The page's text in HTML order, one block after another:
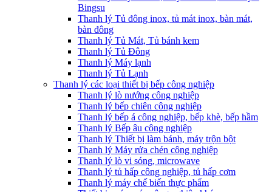
Bingsu
Thanh lý Tủ đông inox, tủ mát inox, bàn mát,
bàn đông
Thanh lý Tủ Mát, Tủ bánh kem
Thanh lý Tủ Đông
Thanh lý Máy lạnh
Thanh lý Tủ Lạnh
Thanh lý các loại thiết bị bếp công nghiệp
Thanh lý lò nướng công nghiệp
Thanh lý bếp chiên công nghiệp
Thanh lý bếp á công nghiệp, bếp khè, bếp hầm
Thanh lý Bếp âu công nghiệp
Thanh lý Thiết bị làm bánh, máy trộn bột
Thanh lý Máy rửa chén công nghiệp
Thanh lý lò vi sóng, microwave
Thanh lý tủ hấp công nghiệp, tủ hấp cơm
Thanh lý máy chế biến thực phẩm